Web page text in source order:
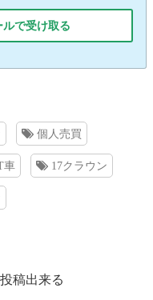
で受け取る
個人売買
車 17クラウン
稿出来る